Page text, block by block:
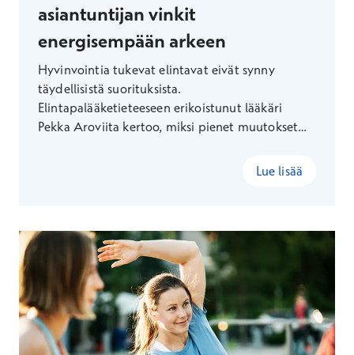
asiantuntijan vinkit
energisempään arkeen
Hyvinvointia tukevat elintavat eivät synny
täydellisistä suorituksista.
Elintapalääketieteeseen erikoistunut lääkäri
Pekka Aroviita kertoo, miksi pienet muutokset
ruokailutottumuksia, lisätä liikuntaa ja vahvistaa
Lue lisää